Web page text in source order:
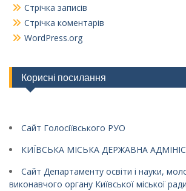
Стрічка записів
Стрічка коментарів
WordPress.org
Корисні посилання
Сайт Голосіївського РУО
КИЇВСЬКА МІСЬКА ДЕРЖАВНА
Сайт Департаменту освіти і науки,
виконавчого органу Київської міської